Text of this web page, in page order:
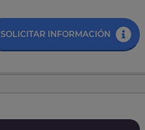
SOLICITAR INFORMACIÓN